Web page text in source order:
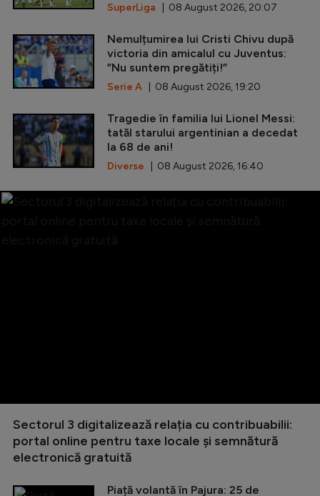
SuperLiga | 08 August 2026, 20:07
Nemulțumirea lui Cristi Chivu după
victoria din amicalul cu Juventus:
”Nu suntem pregătiți!”
Serie A | 08 August 2026, 19:20
Tragedie în familia lui Lionel Messi:
tatăl starului argentinian a decedat
la 68 de ani!
Diverse | 08 August 2026, 16:40
Sectorul 3 digitalizează relația cu contribuabilii:
portal online pentru taxe locale și semnătură
electronică gratuită
Piață volantă în Pajura: 25 de